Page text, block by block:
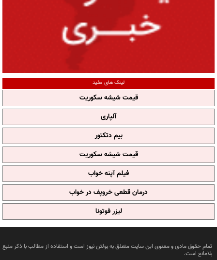
لینک های مفید
قیمت شیشه سکوریت
آلپاری
بیم دتکتور
قیمت شیشه سکوریت
فیلم آپنه خواب
درمان قطعی خروپف در خواب
لیزر فوتونا
تمام حقوق مادی و معنوی این سایت متعلق به بولتن نیوز است و استفاده از مطالب با ذکر منبع
بلامانع است.